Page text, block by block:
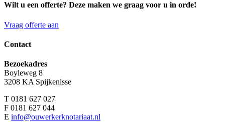
Wilt u een offerte? Deze maken we graag voor u in orde!
Vraag offerte aan
Contact
Bezoekadres
Boyleweg 8
3208 KA Spijkenisse
T 0181 627 027
F 0181 627 044
E info@ouwerkerknotariaat.nl